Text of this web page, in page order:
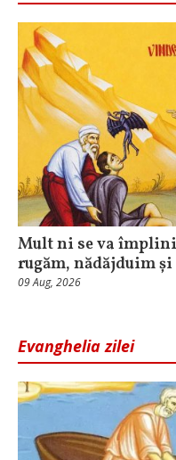
Mult ni se va
rugăm, nădăjduim
09 Aug, 2026
Evanghelia zilei